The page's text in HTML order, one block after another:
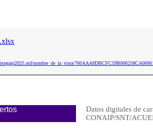
nombre_de_la_vista/
Datos digitales de
CONAIP/SNT/